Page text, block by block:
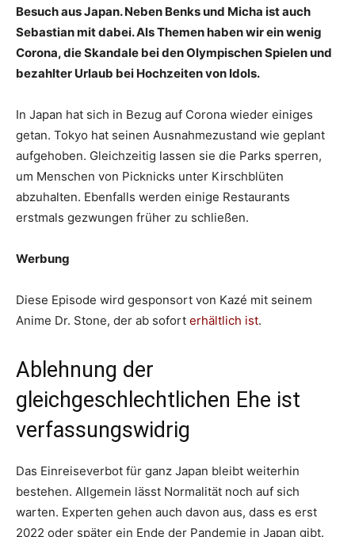
Besuch aus Japan. Neben Benks und Micha ist auch
Sebastian mit dabei. Als Themen haben wir ein wenig
Corona, die Skandale bei den Olympischen Spielen und
bezahlter Urlaub bei Hochzeiten von Idols.
In Japan hat sich in Bezug auf Corona wieder einiges
getan. Tokyo hat seinen Ausnahmezustand wie geplant
aufgehoben. Gleichzeitig lassen sie die Parks sperren,
um Menschen von Picknicks unter Kirschblüten
abzuhalten. Ebenfalls werden einige Restaurants
erstmals gezwungen früher zu schließen.
Werbung
Diese Episode wird gesponsort von Kazé mit seinem
Anime Dr. Stone, der ab sofort erhältlich ist.
Ablehnung der
gleichgeschlechtlichen Ehe ist
verfassungswidrig
Das Einreiseverbot für ganz Japan bleibt weiterhin
bestehen. Allgemein lässt Normalität noch auf sich
warten. Experten gehen auch davon aus, dass es erst
2022 oder später ein Ende der Pandemie in Japan gibt.